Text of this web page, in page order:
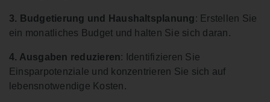
3. Budgetierung und Haushaltsplanung : Erstellen Sie
ein monatliches Budget und halten Sie sich daran.
4. Ausgaben reduzieren: Identifizieren Sie
Einsparpotenziale und konzentrieren Sie sich auf
lebensnotwendige Kosten.